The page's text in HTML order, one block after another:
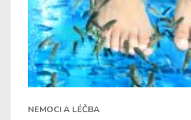
NEMOCI A LÉČBA